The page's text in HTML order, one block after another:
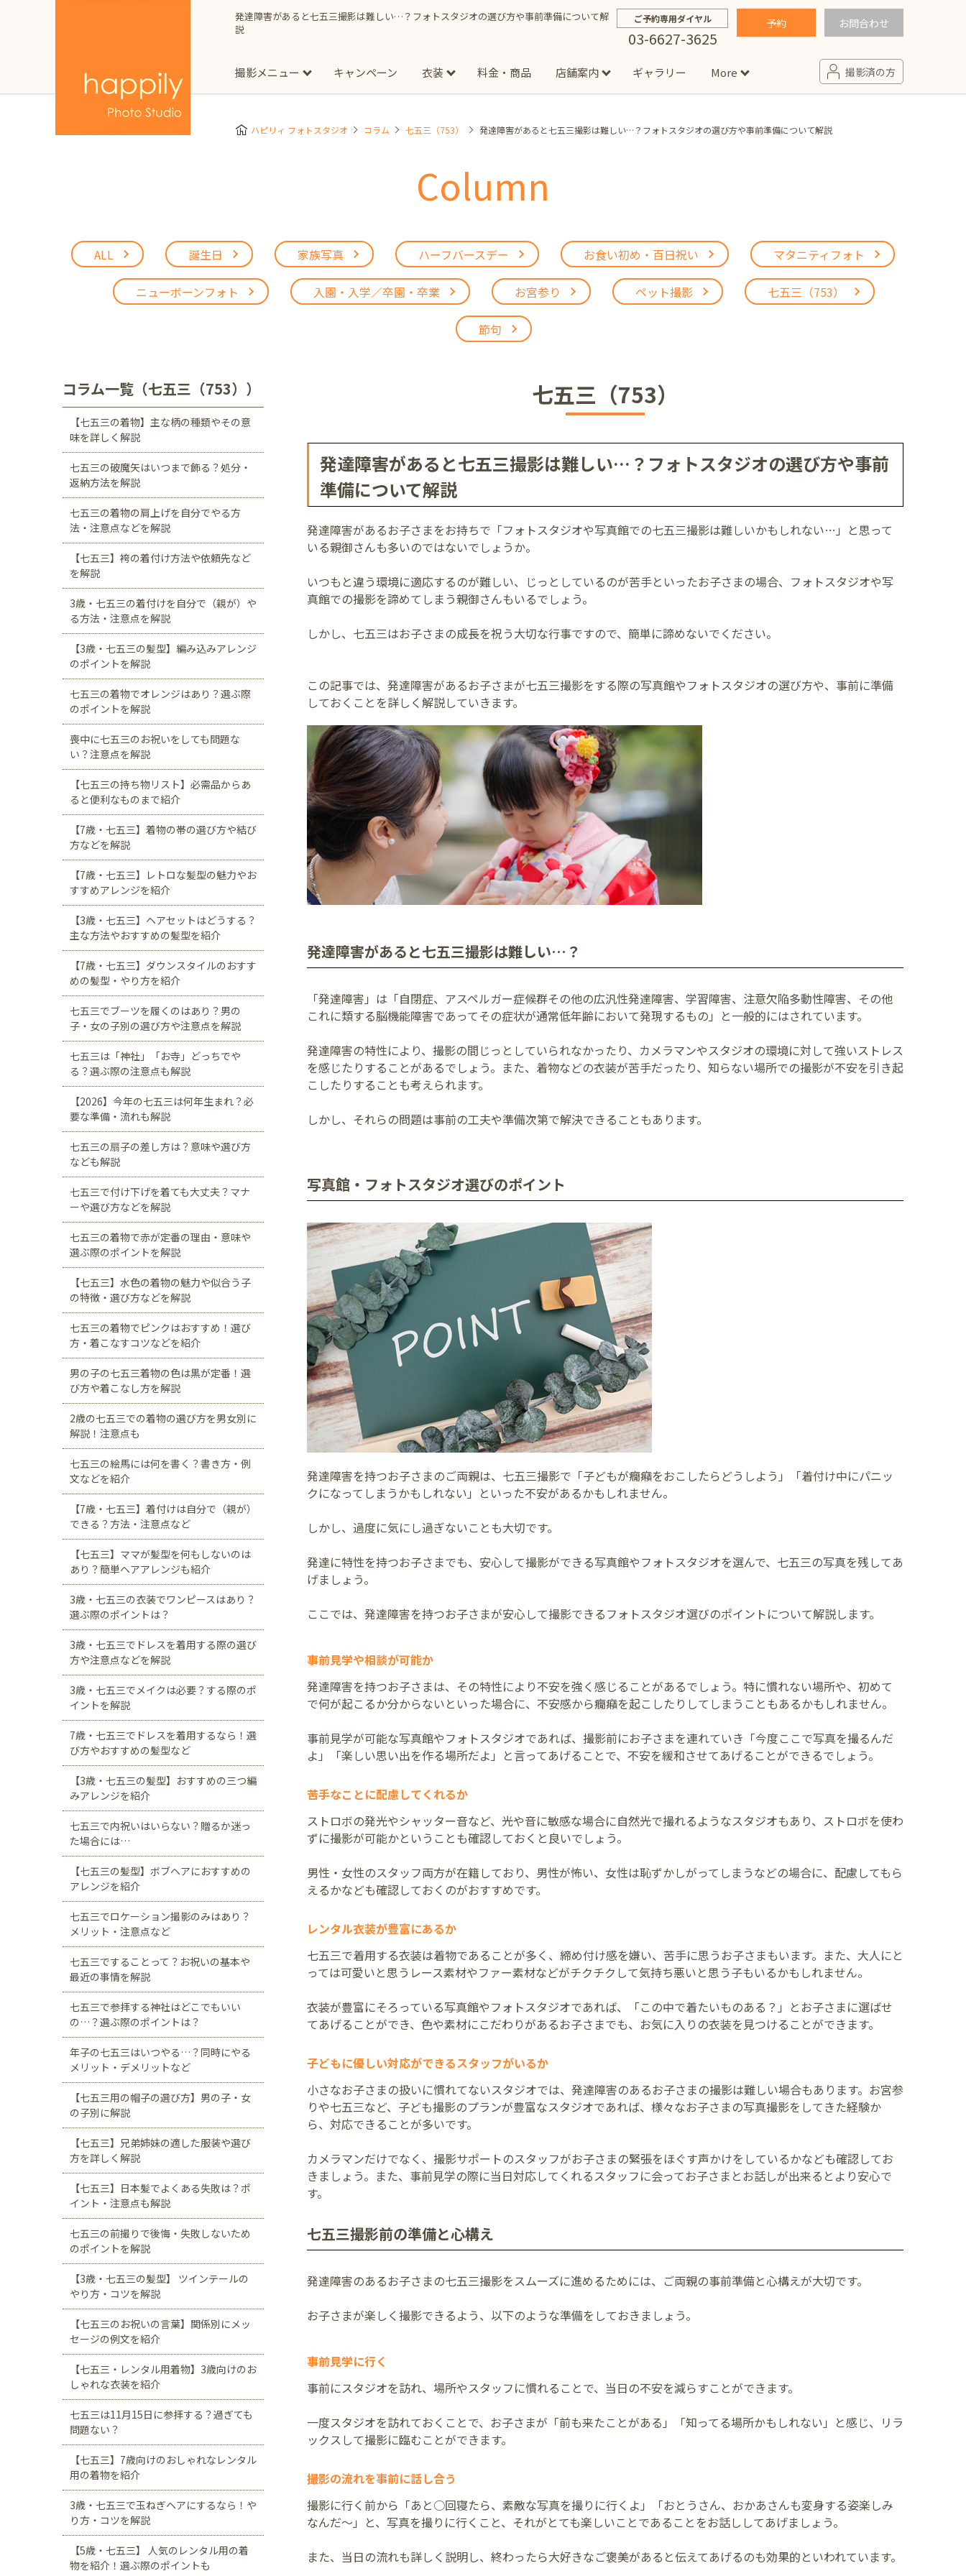
発達障害があると七五三撮影は難しい…？フォトスタジオの選び方や事前準備について解
説
ご予約専用ダイヤル
03-6627-3625
予約 お問合わせ
撮影メニュー
成人式フォト マタニティフォト
七五三 お宮参り 入園・入学／卒園・卒業 ファミリーフォト 誕生日 プロフィール写真・宣材写真
ペット
出張撮影レポート
キャンペーン 衣装
七五三着物(男の子) 1/2成人式着物(女の子)
フォーマル衣装(男の子) 祝い着 女の子用衣装
着物
マタニティ用ドレス
料金・商品 店舗案内
吉祥寺店
千葉県
新松戸店
八千代緑が丘店 柏の葉店
埼玉県
つくば学園の森店
静岡県
愛知県
春日井店
大阪府
福岡県
福岡西店
ギャラリー More 撮影済の方
ハピリィ フォトスタジオ コラム 七五三（753） 発達障害があると七五三撮影は難しい…？フォトスタジオの選び方や事前準備について解説
Column
ALL 誕生日 家族写真 ハーフバースデー お食い初め・百日祝い マタニティフォト
ニューボーンフォト 入園・入学／卒園・卒業 お宮参り ペット撮影 七五三（753）
節句
七五三（753）
発達障害があると七五三撮影は難しい…？フォトスタジオの選び方や事前
準備について解説
発達障害があるお子さまをお持ちで「フォトスタジオや写真館での七五三撮影は難しいかもしれない…」と思って
いる親御さんも多いのではないでしょうか。
いつもと違う環境に適応するのが難しい、じっとしているのが苦手といったお子さまの場合、フォトスタジオや写
真館での撮影を諦めてしまう親御さんもいるでしょう。
しかし、七五三はお子さまの成長を祝う大切な行事ですので、簡単に諦めないでください。
この記事では、発達障害があるお子さまが七五三撮影をする際の写真館やフォトスタジオの選び方や、事前に準備
しておくことを詳しく解説していきます。
発達障害があると七五三撮影は難しい…？
「発達障害」は「自閉症、アスペルガー症候群その他の広汎性発達障害、学習障害、注意欠陥多動性障害、その他
これに類する脳機能障害であってその症状が通常低年齢において発現するもの」と一般的にはされています。
発達障害の特性により、撮影の間じっとしていられなかったり、カメラマンやスタジオの環境に対して強いストレス
を感じたりすることがあるでしょう。また、着物などの衣装が苦手だったり、知らない場所での撮影が不安を引き起
こしたりすることも考えられます。
しかし、それらの問題は事前の工夫や準備次第で解決できることもあります。
写真館・フォトスタジオ選びのポイント
発達障害を持つお子さまのご両親は、七五三撮影で「子どもが癇癪をおこしたらどうしよう」「着付け中にパニッ
クになってしまうかもしれない」といった不安があるかもしれません。
しかし、過度に気にし過ぎないことも大切です。
発達に特性を持つお子さまでも、安心して撮影ができる写真館やフォトスタジオを選んで、七五三の写真を残してあ
げましょう。
ここでは、発達障害を持つお子さまが安心して撮影できるフォトスタジオ選びのポイントについて解説します。
事前見学や相談が可能か
発達障害を持つお子さまは、その特性により不安を強く感じることがあるでしょう。特に慣れない場所や、初めて
で何が起こるか分からないといった場合に、不安感から癇癪を起こしたりしてしまうこともあるかもしれません。
事前見学が可能な写真館やフォトスタジオであれば、撮影前にお子さまを連れていき「今度ここで写真を撮るんだ
よ」「楽しい思い出を作る場所だよ」と言ってあげることで、不安を緩和させてあげることができるでしょう。
苦手なことに配慮してくれるか
ストロボの発光やシャッター音など、光や音に敏感な場合に自然光で撮れるようなスタジオもあり、ストロボを使わ
ずに撮影が可能かということも確認しておくと良いでしょう。
男性・女性のスタッフ両方が在籍しており、男性が怖い、女性は恥ずかしがってしまうなどの場合に、配慮してもら
えるかなども確認しておくのがおすすめです。
レンタル衣装が豊富にあるか
七五三で着用する衣装は着物であることが多く、締め付け感を嫌い、苦手に思うお子さまもいます。また、大人にと
っては可愛いと思うレース素材やファー素材などがチクチクして気持ち悪いと思う子もいるかもしれません。
衣装が豊富にそろっている写真館やフォトスタジオであれば、「この中で着たいものある？」とお子さまに選ばせ
てあげることができ、色や素材にこだわりがあるお子さまでも、お気に入りの衣装を見つけることができます。
子どもに優しい対応ができるスタッフがいるか
小さなお子さまの扱いに慣れてないスタジオでは、発達障害のあるお子さまの撮影は難しい場合もあります。お宮参
りや七五三など、子ども撮影のプランが豊富なスタジオであれば、様々なお子さまの写真撮影をしてきた経験か
ら、対応できることが多いです。
カメラマンだけでなく、撮影サポートのスタッフがお子さまの緊張をほぐす声かけをしているかなども確認してお
きましょう。また、事前見学の際に当日対応してくれるスタッフに会ってお子さまとお話しが出来るとより安心で
す。
七五三撮影前の準備と心構え
発達障害のあるお子さまの七五三撮影をスムーズに進めるためには、ご両親の事前準備と心構えが大切です。
お子さまが楽しく撮影できるよう、以下のような準備をしておきましょう。
事前見学に行く
事前にスタジオを訪れ、場所やスタッフに慣れることで、当日の不安を減らすことができます。
一度スタジオを訪れておくことで、お子さまが「前も来たことがある」「知ってる場所かもしれない」と感じ、リラ
ックスして撮影に臨むことができます。
撮影の流れを事前に話し合う
撮影に行く前から「あと○回寝たら、素敵な写真を撮りに行くよ」「おとうさん、おかあさんも変身する姿楽しみ
なんだ～」と、写真を撮りに行くこと、それがとても楽しいことであることをお話ししてあげましょう。
また、当日の流れも詳しく説明し、終わったら大好きなご褒美があると伝えてあげるのも効果的といわれています。
コラム一覧（七五三（753））
【七五三の着物】主な柄の種類やその意
味を詳しく解説
七五三の破魔矢はいつまで飾る？処分・
返納方法を解説
七五三の着物の肩上げを自分でやる方
法・注意点などを解説
【七五三】袴の着付け方法や依頼先など
を解説
3歳・七五三の着付けを自分で（親が）や
る方法・注意点を解説
【3歳・七五三の髪型】編み込みアレンジ
のポイントを解説
七五三の着物でオレンジはあり？選ぶ際
のポイントを解説
喪中に七五三のお祝いをしても問題な
い？注意点を解説
【七五三の持ち物リスト】必需品からあ
ると便利なものまで紹介
【7歳・七五三】着物の帯の選び方や結び
方などを解説
【7歳・七五三】レトロな髪型の魅力やお
すすめアレンジを紹介
【3歳・七五三】ヘアセットはどうする？
主な方法やおすすめの髪型を紹介
【7歳・七五三】ダウンスタイルのおすす
めの髪型・やり方を紹介
七五三でブーツを履くのはあり？男の
子・女の子別の選び方や注意点を解説
七五三は「神社」「お寺」どっちでや
る？選ぶ際の注意点も解説
【2026】今年の七五三は何年生まれ？必
要な準備・流れも解説
七五三の扇子の差し方は？意味や選び方
なども解説
七五三で付け下げを着ても大丈夫？マナ
ーや選び方などを解説
七五三の着物で赤が定番の理由・意味や
選ぶ際のポイントを解説
【七五三】水色の着物の魅力や似合う子
の特徴・選び方などを解説
七五三の着物でピンクはおすすめ！選び
方・着こなすコツなどを紹介
男の子の七五三着物の色は黒が定番！選
び方や着こなし方を解説
2歳の七五三での着物の選び方を男女別に
解説！注意点も
七五三の絵馬には何を書く？書き方・例
文などを紹介
【7歳・七五三】着付けは自分で（親が）
できる？方法・注意点など
【七五三】ママが髪型を何もしないのは
あり？簡単ヘアアレンジも紹介
3歳・七五三の衣装でワンピースはあり？
選ぶ際のポイントは？
3歳・七五三でドレスを着用する際の選び
方や注意点などを解説
3歳・七五三でメイクは必要？する際のポ
イントを解説
7歳・七五三でドレスを着用するなら！選
び方やおすすめの髪型など
【3歳・七五三の髪型】おすすめの三つ編
みアレンジを紹介
七五三で内祝いはいらない？贈るか迷っ
た場合には…
【七五三の髪型】ボブヘアにおすすめの
アレンジを紹介
七五三でロケーション撮影のみはあり？
メリット・注意点など
七五三ですることって？お祝いの基本や
最近の事情を解説
七五三で参拝する神社はどこでもいい
の…？選ぶ際のポイントは？
年子の七五三はいつやる…？同時にやる
メリット・デメリットなど
【七五三用の帽子の選び方】男の子・女
の子別に解説
【七五三】兄弟姉妹の適した服装や選び
方を詳しく解説
【七五三】日本髪でよくある失敗は？ポ
イント・注意点も解説
七五三の前撮りで後悔・失敗しないため
のポイントを解説
【3歳・七五三の髪型】 ツインテールの
やり方・コツを解説
【七五三のお祝いの言葉】関係別にメッ
セージの例文を紹介
【七五三・レンタル用着物】3歳向けのお
しゃれな衣装を紹介
七五三は11月15日に参拝する？過ぎても
問題ない？
【七五三】7歳向けのおしゃれなレンタル
用の着物を紹介
3歳・七五三で玉ねぎヘアにするなら！や
り方・コツを解説
【5歳・七五三】 人気のレンタル用の着
物を紹介！選ぶ際のポイントも